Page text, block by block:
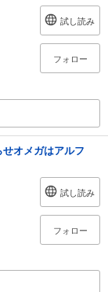
試し読み
フォロー
オメガはアルフ
試し読み
フォロー